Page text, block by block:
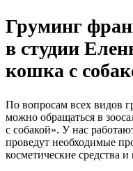
Груминг
в студии
кошка с
По вопросам всех видов
можно обращаться в
с собакой». У нас
проведут необходимые
косметические средства